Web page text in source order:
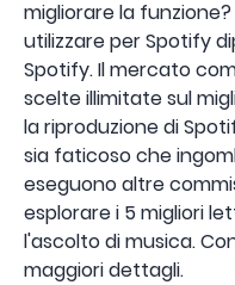
migliorare la
utilizzare per Spotify
Spotify. Il mercato
scelte illimitate sul
la riproduzione di
sia faticoso che
eseguono altre
esplorare i 5 migliori
l'ascolto di musica.
maggiori dettagli.